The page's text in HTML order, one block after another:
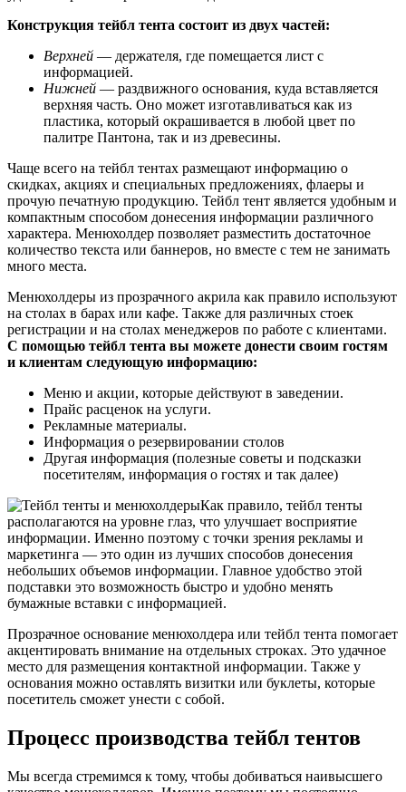
Конструкция тейбл тента состоит из двух частей:
Верхней — держателя, где помещается лист с
информацией.
Нижней — раздвижного основания, куда вставляется
верхняя часть. Оно может изготавливаться как из
пластика, который окрашивается в любой цвет по
палитре Пантона, так и из древесины.
Чаще всего на тейбл тентах размещают информацию о
скидках, акциях и специальных предложениях, флаеры и
прочую печатную продукцию. Тейбл тент является удобным и
компактным способом донесения информации различного
характера. Менюхолдер позволяет разместить достаточное
количество текста или баннеров, но вместе с тем не занимать
много места.
Менюхолдеры из прозрачного акрила как правило используют
на столах в барах или кафе. Также для различных стоек
регистрации и на столах менеджеров по работе с клиентами.
С помощью тейбл тента вы можете донести своим гостям
и клиентам следующую информацию:
Меню и акции, которые действуют в заведении.
Прайс расценок на услуги.
Рекламные материалы.
Информация о резервировании столов
Другая информация (полезные советы и подсказки
посетителям, информация о гостях и так далее)
Как правило, тейбл тенты
располагаются на уровне глаз, что улучшает восприятие
информации. Именно поэтому с точки зрения рекламы и
маркетинга — это один из лучших способов донесения
небольших объемов информации. Главное удобство этой
подставки это возможность быстро и удобно менять
бумажные вставки с информацией.
Прозрачное основание менюхолдера или тейбл тента помогает
акцентировать внимание на отдельных строках. Это удачное
место для размещения контактной информации. Также у
основания можно оставлять визитки или буклеты, которые
посетитель сможет унести с собой.
Процесс производства тейбл тентов
Мы всегда стремимся к тому, чтобы добиваться наивысшего